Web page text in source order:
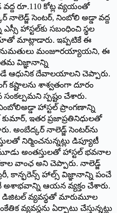
రూ.110 కోట్ల వ్యయంతో
సెంటర్, నింబోలి అడ్డా వద్ద
హాస్టల్‌కు సబంధించి స్థల
మాట్లాడారు. ఇప్పటికే ఈ
మంజూరయ్యాయని, ఈ
విజ్ఞానాన్ని
ఆధునిక దేవాలయాలని చెప్పారు.
కష్టాలను శాశ్వతంగా దూరం
స్పష్టం చేశారు.
హాస్టల్ ప్రాంగణాన్ని
కుమార్, ఇతర ప్రజాప్రతినిధులతో
అంబేద్కర్ నాలెడ్జ్ సెంటర్‌ను
నిర్మించనున్నట్లు డిప్యూటీ
అంతస్తులతో హాస్టల్ భవనాల
వాంఛ అని చెప్పారు. నాలెడ్జ్
కాన్ఫరెన్స్ హాల్స్ విజ్ఞానాన్ని పంచే
అశాభవాన్ని ఆయన వ్యక్తం చేశారు.
డిజిటల్ వ్యవస్థతో మారుమూల
వ్యవస్థను ఏర్పాటు చేస్తున్నట్లు